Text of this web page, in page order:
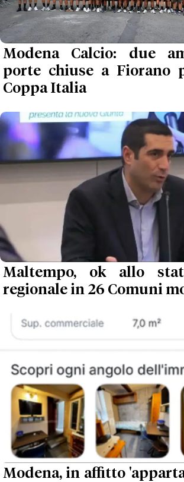
Modena Calcio: due
porte chiuse a Fiorano
Coppa Italia
Maltempo, ok allo
regionale in 26 Comuni
Modena, in affitto